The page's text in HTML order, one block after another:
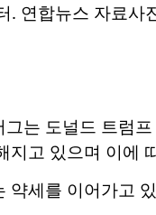
. 연합뉴스 자료사
그는 도널드 트럼
지고 있으며 이에
약세를 이어가고